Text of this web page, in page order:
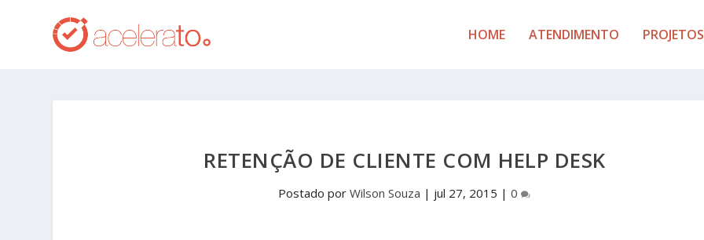
HOME ATENDIMENTO PROJETOS
RETENÇÃO DE CLIENTE COM HELP DESK
Postado porWilson Souza | jul 27, 2015 |0